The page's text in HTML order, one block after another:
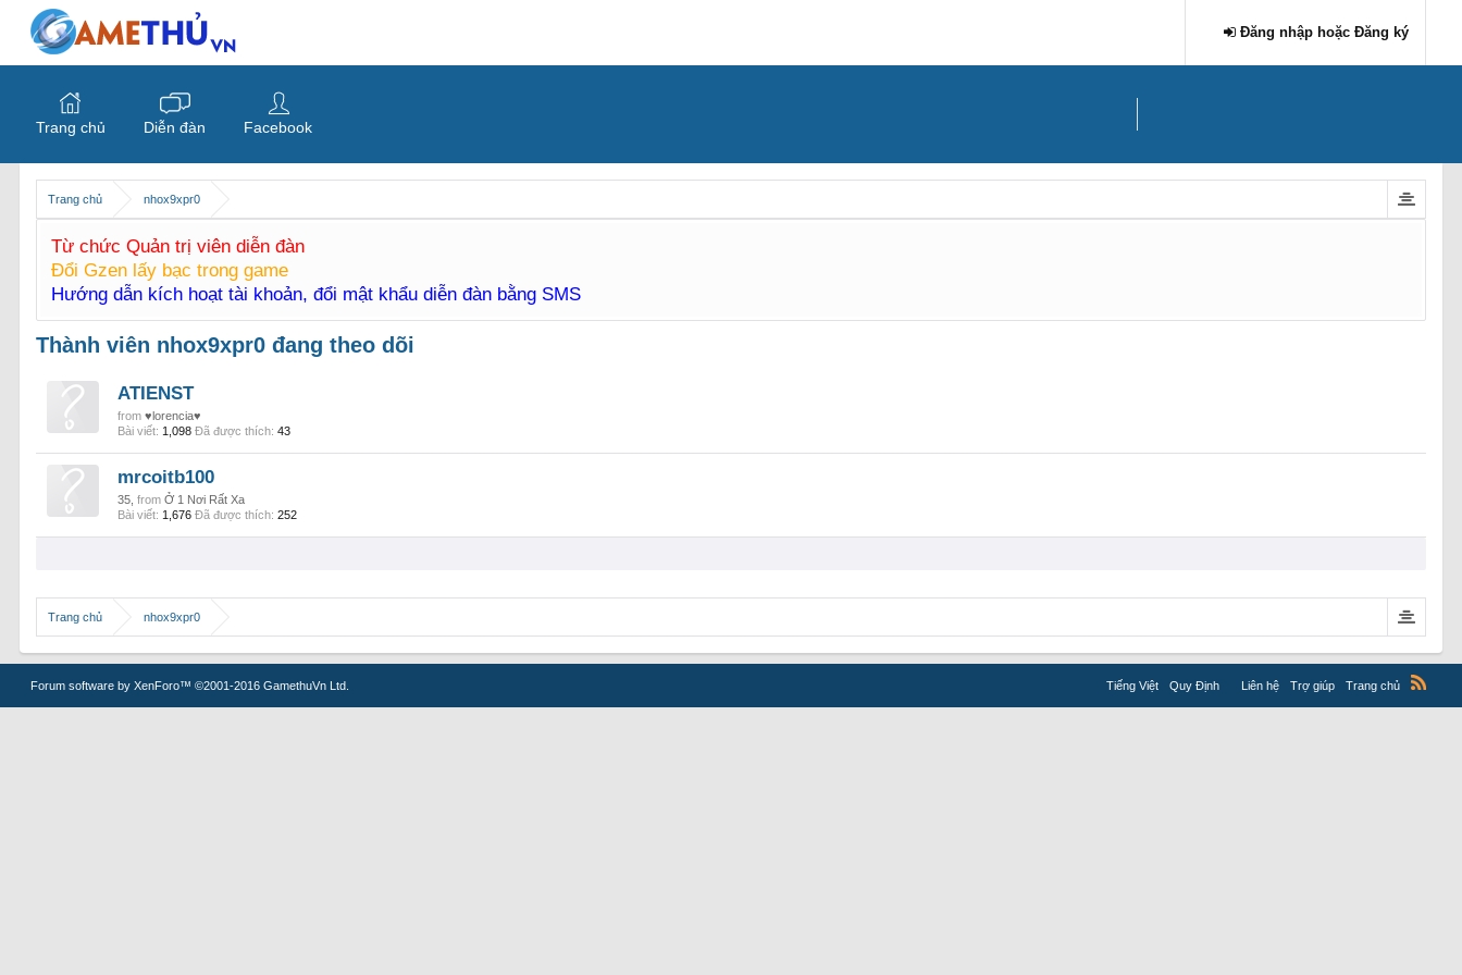
Trang chủ nhox9xpr0
Từ chức Quản trị viên diễn đàn
Đổi Gzen lấy bạc trong game
Hướng dẫn kích hoạt tài khoản, đổi mật khẩu diễn đàn bằng SMS
Thành viên nhox9xpr0 đang theo dõi
ATIENST
from ♥lorencia♥
Bài viết: 1,098 Đã được thích: 43
mrcoitb100
35,from Ở 1 Nơi Rất Xa
Bài viết: 1,676 Đã được thích: 252
Trang chủ nhox9xpr0
Đăng nhập hoặc Đăng ký
Trang chủ Diễn đàn Facebook
Forum software by XenForo™©2001-2016 GamethuVn Ltd. Tiếng Việt Quy Định Liên hệ Trợ giúp Trang chủ